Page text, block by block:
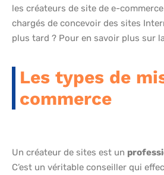
les créateurs de site de e-
chargés de concevoir des sites
plus tard ? Pour en savoir plus sur
Les types de
commerce
Un créateur de sites est un
C’est un véritable conseiller qui